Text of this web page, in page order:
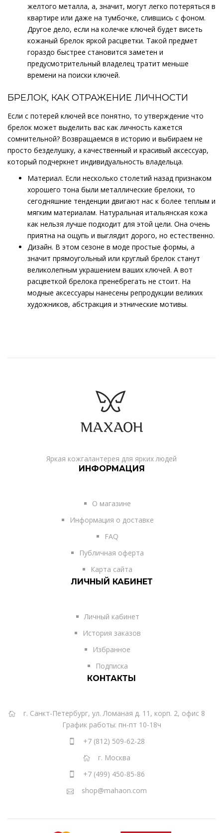
желтого металла, а, значит, могут легко потеряться в
квартире или даже на тумбочке, слившись с фоном.
Другое дело, если на колечке ключей будет висеть
кожаный брелок яркой расцветки. Такой предмет
гораздо быстрее становится заметен и
предусмотрительный владелец тратит меньше
времени на поиски ключей.
БРЕЛОК, КАК ОТРАЖЕНИЕ ЛИЧНОСТИ
Если с потерей ключей все понятно, то утверждение что
брелок может выделить вас как личность кажется
сомнительной? Возвращаемся в историю и выбираем не
просто безделушку, а качественный и красивый аксессуар,
который подчеркнет индивидуальность владельца.
Материал. Если несколько столетий назад признаком
хорошего тона были металлические брелоки, то
сегодняшние тенденции двигают нас к более теплым и
мягким материалам. Натуральная итальянская кожа
как нельзя лучше подходит для этой цели. Она очень
приятна на ощупь и выглядит дорого, но естественно.
Дизайн. В этом сезоне в моде простые формы, а
значит прямоугольный или круглый брелок станут
великолепным украшением ваших ключей. А вот
расцветкой брелока пренебрегать не стоит. На
модные аксессуары нанесены репродукции великих
художников, абстракция и этнические мотивы.
Яркая кожгалантерея для ярких людей
ИНФОРМАЦИЯ
О магазине
Информация о доставке
FAQ
Публичная оферта
Карта сайта
ЛИЧНЫЙ КАБИНЕТ
Личный кабинет
История заказов
Избранное
Подписка
КОНТАКТЫ
г. Санкт-Петербург, ул. Ломаная д. 11, корп. 2, офис 8
График работы: пн-пт 10-18ч
+7 (812) 509-62-28
г. Москва
+7 (499) 450-85-86
shop@mahaon.com